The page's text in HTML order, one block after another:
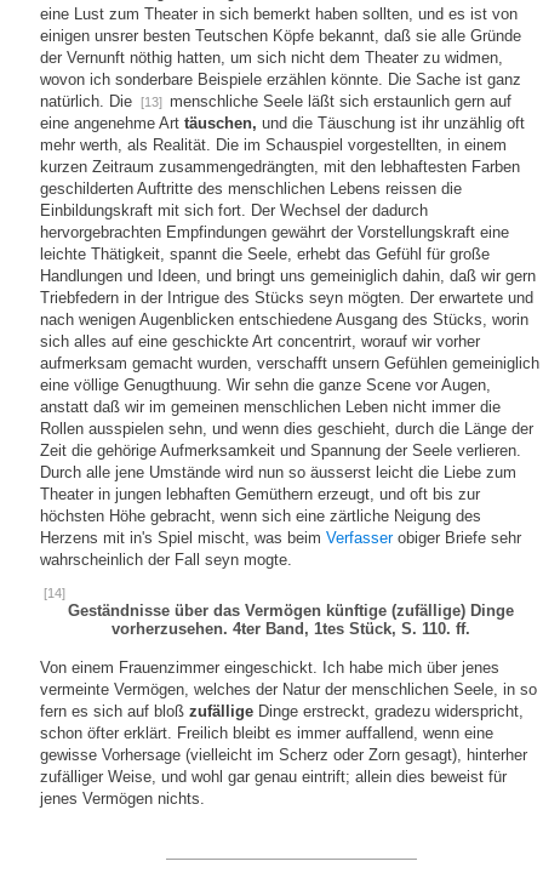
eine Lust zum Theater in sich bemerkt haben sollten, und es ist von
einigen unsrer besten Teutschen Köpfe bekannt, daß sie alle Gründe
der Vernunft nöthig hatten, um sich nicht dem Theater zu widmen,
wovon ich sonderbare Beispiele erzählen könnte. Die Sache ist ganz
natürlich. Die
[13]
menschliche Seele läßt sich erstaunlich gern auf
eine angenehme Art täuschen, und die Täuschung ist ihr unzählig oft
mehr werth, als Realität. Die im Schauspiel vorgestellten, in einem
kurzen Zeitraum zusammengedrängten, mit den lebhaftesten Farben
geschilderten Auftritte des menschlichen Lebens reissen die
Einbildungskraft mit sich fort. Der Wechsel der dadurch
hervorgebrachten Empfindungen gewährt der Vorstellungskraft eine
leichte Thätigkeit, spannt die Seele, erhebt das Gefühl für große
Handlungen und Ideen, und bringt uns gemeiniglich dahin, daß wir gern
Triebfedern in der Intrigue des Stücks seyn mögten. Der erwartete und
nach wenigen Augenblicken entschiedene Ausgang des Stücks, worin
sich alles auf eine geschickte Art concentrirt, worauf wir vorher
aufmerksam gemacht wurden, verschafft unsern Gefühlen gemeiniglich
eine völlige Genugthuung. Wir sehn die ganze Scene vor Augen,
anstatt daß wir im gemeinen menschlichen Leben nicht immer die
Rollen ausspielen sehn, und wenn dies geschieht, durch die Länge der
Zeit die gehörige Aufmerksamkeit und Spannung der Seele verlieren.
Durch alle jene Umstände wird nun so äusserst leicht die Liebe zum
Theater in jungen lebhaften Gemüthern erzeugt, und oft bis zur
höchsten Höhe gebracht, wenn sich eine zärtliche Neigung des
Herzens mit in's Spiel mischt, was beim Verfasserobiger Briefe sehr
wahrscheinlich der Fall seyn mogte.
[14]
Geständnisse über das Vermögen künftige (zufällige) Dinge
vorherzusehen. 4ter Band, 1tes Stück, S. 110. ff.
Von einem Frauenzimmer eingeschickt. Ich habe mich über jenes
vermeinte Vermögen, welches der Natur der menschlichen Seele, in so
fern es sich auf bloß zufällige Dinge erstreckt, gradezu widerspricht,
schon öfter erklärt. Freilich bleibt es immer auffallend, wenn eine
gewisse Vorhersage (vielleicht im Scherz oder Zorn gesagt), hinterher
zufälliger Weise, und wohl gar genau eintrift; allein dies beweist für
jenes Vermögen nichts.